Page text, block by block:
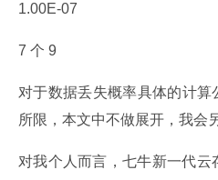
1.00E-07
7 个 9
对于数据丢失概率具体的计
所限，本文中不做展开，我会
对我个人而言，七牛新一代